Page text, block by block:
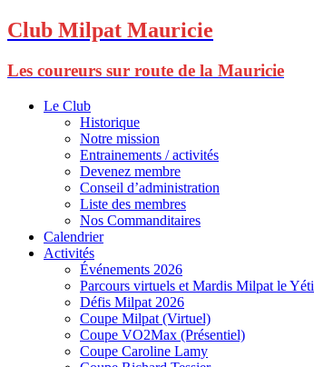
Club Milpat Mauricie
Les coureurs sur route de la Mauricie
Le Club
Historique
Notre mission
Entrainements / activités
Devenez membre
Conseil d’administration
Liste des membres
Nos Commanditaires
Calendrier
Activités
Événements 2026
Parcours virtuels et Mardis Milpat le Yéti
Défis Milpat 2026
Coupe Milpat (Virtuel)
Coupe VO2Max (Présentiel)
Coupe Caroline Lamy